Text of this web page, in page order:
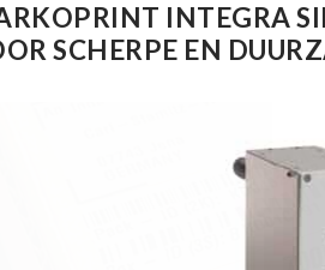
INTEGRA
SCHERPE EN